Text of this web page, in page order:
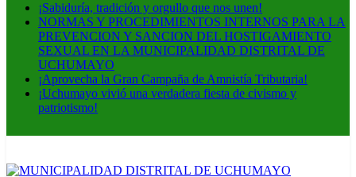
¡Sabiduría, tradición y orgullo que nos unen!
NORMAS Y PROCEDIMIENTOS INTERNOS PARA LA
PREVENCION Y SANCION DEL HOSTIGAMIENTO
SEXUAL EN LA MUNICIPALIDAD DISTRITAL DE
UCHUMAYO
¡Aprovecha la Gran Campaña de Amnistía Tributaria!
¡Uchumayo vivió una verdadera fiesta de civismo y
patriotismo!